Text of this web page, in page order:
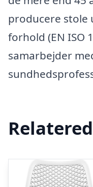
producere stole
forhold (EN ISO
samarbejder